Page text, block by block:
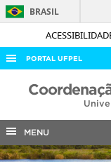
BRASIL
PORTAL UFPEL
ACESSO À
COBALTO
CONCURSOS
MENU